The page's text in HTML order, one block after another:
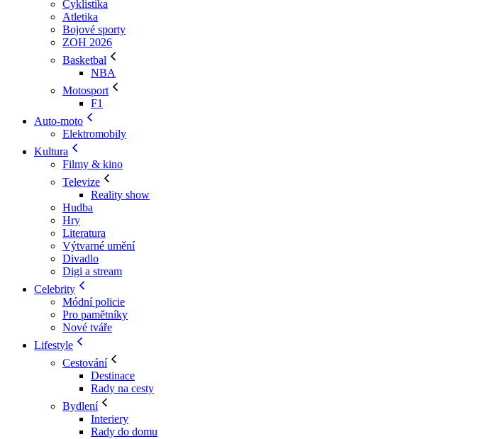
Cyklistika
Atletika
Bojové sporty
ZOH 2026
Basketbal
NBA
Motosport
F1
Auto-moto
Elektromobily
Kultura
Filmy & kino
Televize
Reality show
Hudba
Hry
Literatura
Výtvarné umění
Divadlo
Digi a stream
Celebrity
Módní policie
Pro pamětníky
Nové tváře
Lifestyle
Cestování
Destinace
Rady na cesty
Bydlení
Interiery
Rady do domu